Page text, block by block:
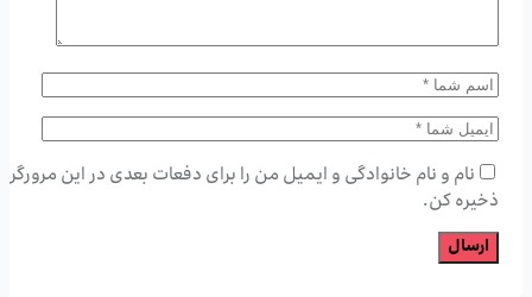
نام و نام خانوادگی و ایمیل من را برای دفعات بعدی در این مرورگر
ذخیره کن.